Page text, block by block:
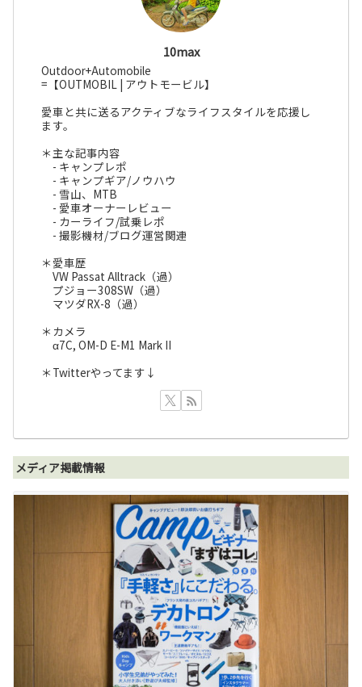
10max
Outdoor+Automobile
=【OUTMOBIL | アウトモービル】
愛車と共に送るアクティブなライフスタイルを応援し
ます。
＊主な記事内容
- キャンプレポ
- キャンプギア/ノウハウ
- 雪山、MTB
- 愛車オーナーレビュー
- カーライフ/試乗レポ
- 撮影機材/ブログ運営関連
＊愛車歴
VW Passat Alltrack（過）
プジョー308SW（過）
マツダRX-8（過）
＊カメラ
α7C, OM-D E-M1 Mark II
＊Twitterやってます↓
メディア掲載情報